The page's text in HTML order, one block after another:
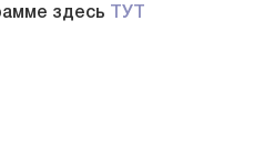
здесь ТУТ